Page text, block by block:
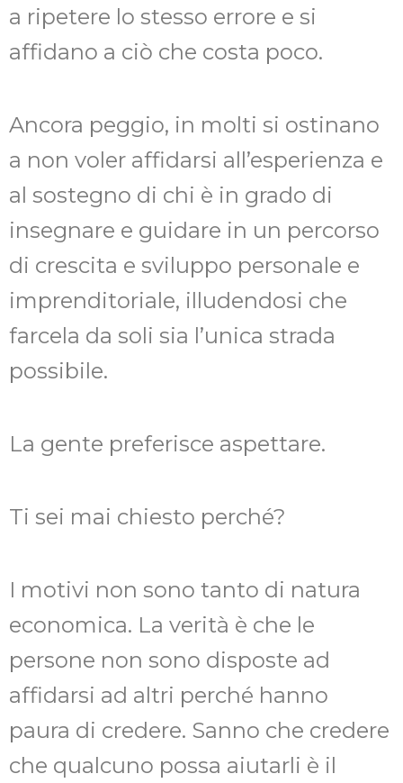
a ripetere lo stesso errore e si
affidano a ciò che costa poco.
Ancora peggio, in molti si ostinano
a non voler affidarsi all’esperienza e
al sostegno di chi è in grado di
insegnare e guidare in un percorso
di crescita e sviluppo personale e
imprenditoriale, illudendosi che
farcela da soli sia l’unica strada
possibile.
La gente preferisce aspettare.
Ti sei mai chiesto perché?
I motivi non sono tanto di natura
economica. La verità è che le
persone non sono disposte ad
affidarsi ad altri perché hanno
paura di credere. Sanno che credere
che qualcuno possa aiutarli è il